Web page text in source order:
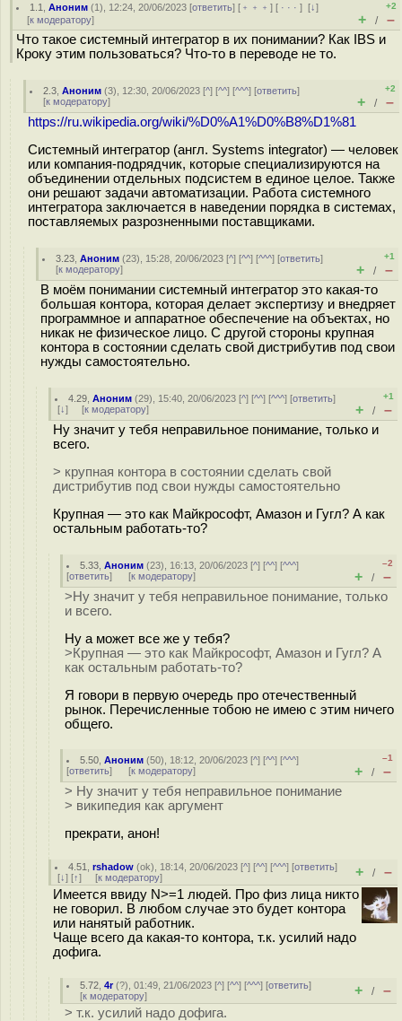
1.1 ,Аноним (1), 12:24, 20/06/2023 [ответить] [ ﹢﹢﹢] [ · · ·][↓]
[к модератору]
+2
+ / –
Что такое системный интегратор в их понимании? Как IBS и
Кроку этим пользоваться? Что-то в переводе не то.
2.3 ,Аноним (3), 12:30, 20/06/2023 [^] [^^] [^^^] [ответить]
[к модератору]
+2
+ / –
https://ru.wikipedia.org/wiki/%D0%A1%D0%B8%D1%81
Системный интегратор (англ. Systems integrator) — человек
или компания-подрядчик, которые специализируются на
объединении отдельных подсистем в единое целое. Также
они решают задачи автоматизации. Работа системного
интегратора заключается в наведении порядка в системах,
поставляемых разрозненными поставщиками.
3.23 ,Аноним (23), 15:28, 20/06/2023 [^] [^^] [^^^] [ответить]
[к модератору]
+1
+ / –
В моём понимании системный интегратор это какая-то
большая контора, которая делает экспертизу и внедряет
программное и аппаратное обеспечение на объектах, но
никак не физическое лицо. С другой стороны крупная
контора в состоянии сделать свой дистрибутив под свои
нужды самостоятельно.
4.29 ,Аноним (29), 15:40, 20/06/2023 [^] [^^] [^^^] [ответить]
[↓] [к модератору]
+1
+ / –
Ну значит у тебя неправильное понимание, только и
всего.
> крупная контора в состоянии сделать свой
дистрибутив под свои нужды самостоятельно
Крупная — это как Майкрософт, Амазон и Гугл? А как
остальным работать-то?
5.33 ,Аноним (23), 16:13, 20/06/2023 [^] [^^] [^^^]
[ответить] [к модератору]
–2
+ / –
>Ну значит у тебя неправильное понимание, только
и всего.
Ну а может все же у тебя?
>Крупная — это как Майкрософт, Амазон и Гугл? А
как остальным работать-то?
Я говори в первую очередь про отечественный
рынок. Перечисленные тобою не имею с этим ничего
общего.
5.50 ,Аноним (50), 18:12, 20/06/2023 [^] [^^] [^^^]
[ответить] [к модератору]
–1
+ / –
> Ну значит у тебя неправильное понимание
> википедия как аргумент
прекрати, анон!
4.51 ,rshadow (ok), 18:14, 20/06/2023 [^] [^^] [^^^] [ответить]
[↓] [↑] [к модератору] + / –
Имеется ввиду N>=1 людей. Про физ лица никто
не говорил. В любом случае это будет контора
или нанятый работник.
Чаще всего да какая-то контора, т.к. усилий надо
дофига.
5.72 ,4r(?), 01:49, 21/06/2023 [^] [^^] [^^^] [ответить]
[к модератору] + / –
> т.к. усилий надо дофига.